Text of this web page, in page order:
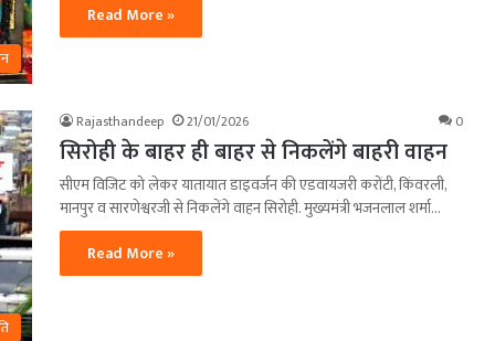
Read More »
Rajasthandeep 21/01/2026 0
सिरोही के बाहर ही बाहर से निकलेंगे बाहरी वाहन
सीएम विजिट को लेकर यातायात डाइवर्जन की एडवायजरी करोंटी, किंवरली,
मानपुर व सारणेश्वरजी से निकलेंगे वाहन सिरोही. मुख्यमंत्री भजनलाल शर्मा…
Read More »